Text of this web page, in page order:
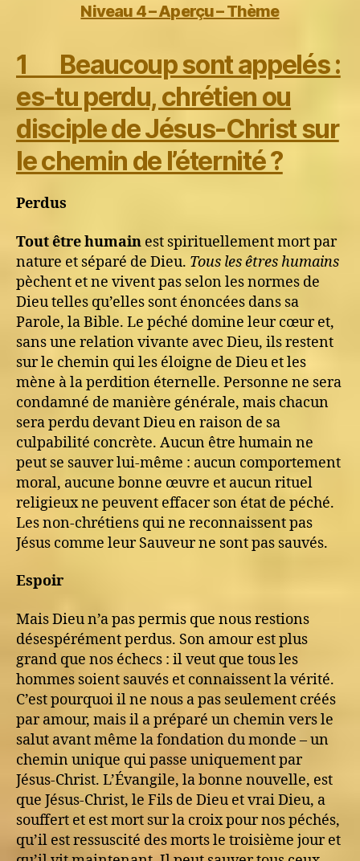
Niveau 4 – Aperçu – Thème
1 Beaucoup sont appelés :
es-tu perdu, chrétien ou
disciple de Jésus-Christ sur
le chemin de l’éternité ?
Perdus
Tout être humain est spirituellement mort par
nature et séparé de Dieu. Tous les êtres humains
pèchent et ne vivent pas selon les normes de
Dieu telles qu’elles sont énoncées dans sa
Parole, la Bible. Le péché domine leur cœur et,
sans une relation vivante avec Dieu, ils restent
sur le chemin qui les éloigne de Dieu et les
mène à la perdition éternelle. Personne ne sera
condamné de manière générale, mais chacun
sera perdu devant Dieu en raison de sa
culpabilité concrète. Aucun être humain ne
peut se sauver lui-même : aucun comportement
moral, aucune bonne œuvre et aucun rituel
religieux ne peuvent effacer son état de péché.
Les non-chrétiens qui ne reconnaissent pas
Jésus comme leur Sauveur ne sont pas sauvés.
Espoir
Mais Dieu n’a pas permis que nous restions
désespérément perdus. Son amour est plus
grand que nos échecs : il veut que tous les
hommes soient sauvés et connaissent la vérité.
C’est pourquoi il ne nous a pas seulement créés
par amour, mais il a préparé un chemin vers le
salut avant même la fondation du monde – un
chemin unique qui passe uniquement par
Jésus-Christ. L’Évangile, la bonne nouvelle, est
que Jésus-Christ, le Fils de Dieu et vrai Dieu, a
souffert et est mort sur la croix pour nos péchés,
qu’il est ressuscité des morts le troisième jour et